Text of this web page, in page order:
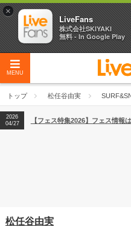
MENU
トップ 松任谷由実
2026
04/27
2026
【ライブ動員ランキング】2026
2026
04/27
【フェス特集2026】フェス情報
松任谷由実
×
LiveFans
株式会社SKIYAKI
無料 - In Google Play